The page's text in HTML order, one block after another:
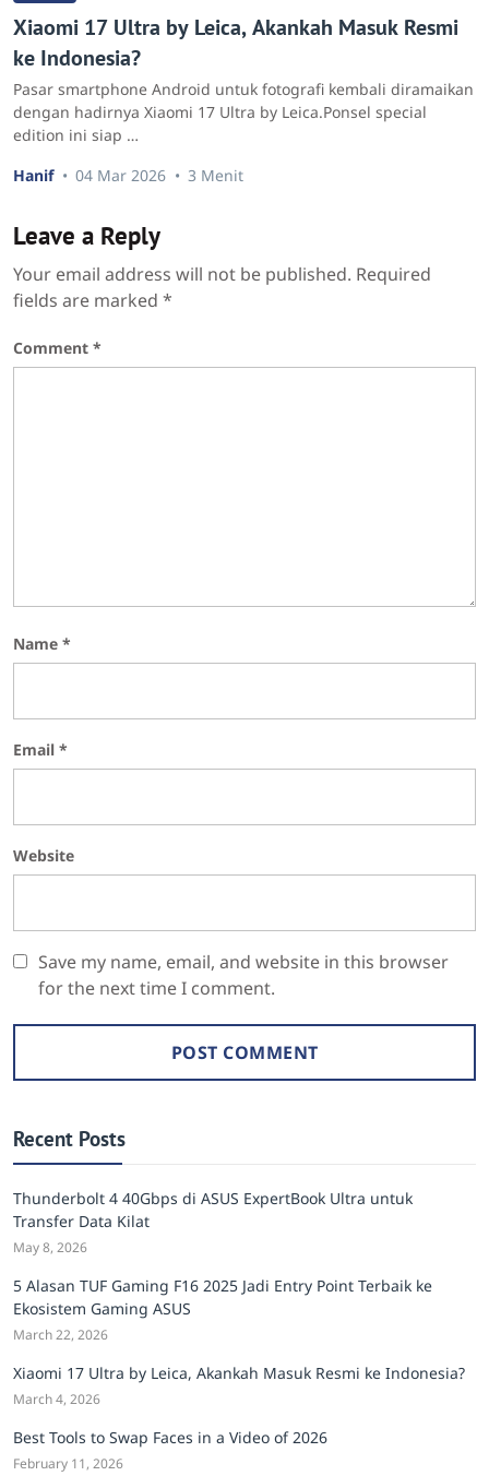
Xiaomi 17 Ultra by Leica, Akankah Masuk Resmi
ke Indonesia?
Pasar smartphone Android untuk fotografi kembali diramaikan
dengan hadirnya Xiaomi 17 Ultra by Leica.Ponsel special
edition ini siap …
Hanif
04 Mar 2026 3 Menit
Leave a Reply
Your email address will not be published. Required
fields are marked *
Comment *
Name *
Email *
Website
Save my name, email, and website in this browser
for the next time I comment.
Recent Posts
Thunderbolt 4 40Gbps di ASUS ExpertBook Ultra untuk
Transfer Data Kilat
May 8, 2026
5 Alasan TUF Gaming F16 2025 Jadi Entry Point Terbaik ke
Ekosistem Gaming ASUS
March 22, 2026
Xiaomi 17 Ultra by Leica, Akankah Masuk Resmi ke Indonesia?
March 4, 2026
Best Tools to Swap Faces in a Video of 2026
February 11, 2026